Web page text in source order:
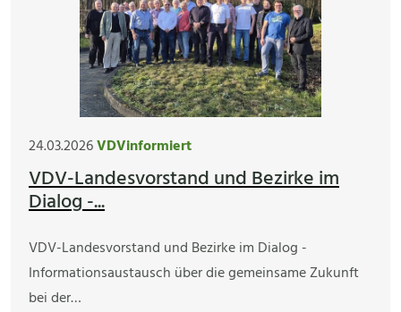
24.03.2026VDVinformiert
VDV-Landesvorstand und Bezirke im
Dialog -...
VDV-Landesvorstand und Bezirke im Dialog -
Informationsaustausch über die gemeinsame Zukunft
bei der…